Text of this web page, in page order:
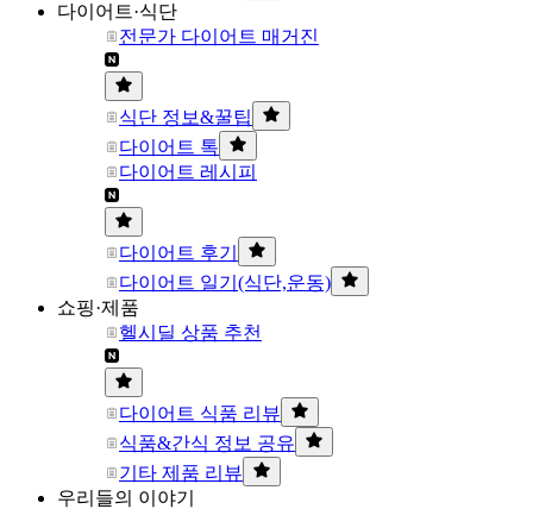
다이어트·식단
전문가 다이어트 매거진
식단 정보&꿀팁
다이어트 톡
다이어트 레시피
다이어트 후기
다이어트 일기(식단,운동)
쇼핑·제품
헬시딜 상품 추천
다이어트 식품 리뷰
식품&간식 정보 공유
기타 제품 리뷰
우리들의 이야기